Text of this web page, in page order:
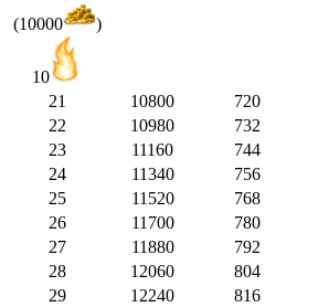
(10000 )
10
21 10800 720
22
10980 732
23
11160 744
24
11340 756
25
11520 768
26
11700 780
27
11880 792
28
12060 804
29
12240 816